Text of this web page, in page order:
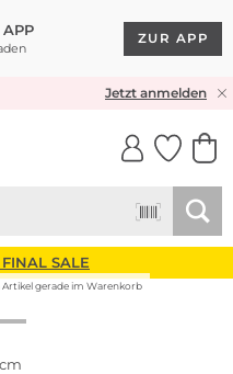
APP
ZUR APP
& RÜCKVERSANDJetzt anmelden
SALE
Artikel gerade im Warenkorb